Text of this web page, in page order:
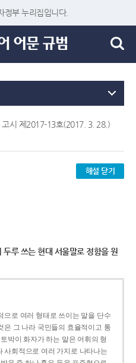
정부 누리집입니다.
시 제2017-13호(2017. 3. 28.)
해설 닫기
루 쓰는 현대 서울말로 정함을 원
으로 여러 형태로 쓰이는 말을 단수
은 그 나라 국민들의 효율적이고 통
박이 화자가 하는 말은 어휘의 형
사회적으로 여러 가지로 나타나는